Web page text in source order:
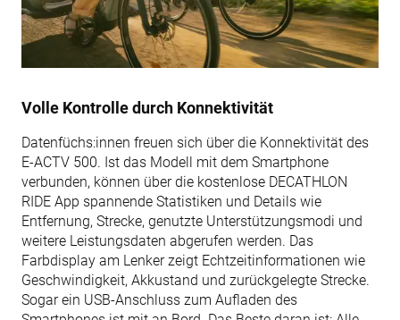
Volle Kontrolle durch Konnektivität
Datenfüchs:innen freuen sich über die Konnektivität des
E-ACTV 500. Ist das Modell mit dem Smartphone
verbunden, können über die kostenlose DECATHLON
RIDE App spannende Statistiken und Details wie
Entfernung, Strecke, genutzte Unterstützungsmodi und
weitere Leistungsdaten abgerufen werden. Das
Farbdisplay am Lenker zeigt Echtzeitinformationen wie
Geschwindigkeit, Akkustand und zurückgelegte Strecke.
Sogar ein USB-Anschluss zum Aufladen des